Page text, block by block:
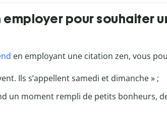
pour souhaiter
en employant une citation zen, vous
Ils s’appellent samedi et dimanche » ;
un moment rempli de petits bonheurs,